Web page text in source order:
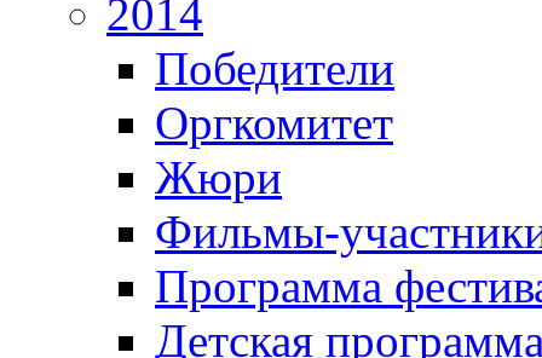
2014
Победители
Оргкомитет
Жюри
Фильмы-
Программа
Детская